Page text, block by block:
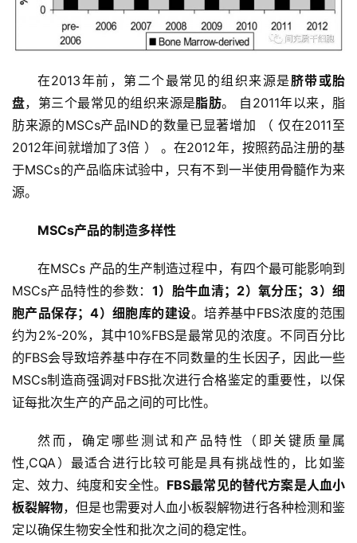
在2013年前，第二个最常见的组织来源是脐带或胎
盘，第三个最常见的组织来源是脂肪。 自2011年以来，脂
肪来源的MSCs产品IND的数量已显著增加 （ 仅在2011至
2012年间就增加了3倍 ） 。在2012年，按照药品注册的基
于MSCs的产品临床试验中，只有不到一半使用骨髓作为来
源。
MSCs产品的制造多样性
在MSCs 产品的生产制造过程中，有四个最可能影响到
MSCs产品特性的参数： 1）胎牛血清；2）氧分压；3）细
胞产品保存；4）细胞库的建设。培养基中FBS浓度的范围
约为2%-20%，其中10%FBS是最常见的浓度。不同百分比
的FBS会导致培养基中存在不同数量的生长因子，因此一些
MSCs制造商强调对FBS批次进行合格鉴定的重要性，以保
证每批次生产的产品之间的可比性。
然而，确定哪些测试和产品特性（即关键质量属
性,CQA）最适合进行比较可能是具有挑战性的，比如鉴
定、效力、纯度和安全性。 FBS最常见的替代方案是人血小
板裂解物，但是也需要对人血小板裂解物进行各种检测和鉴
定以确保生物安全性和批次之间的稳定性。